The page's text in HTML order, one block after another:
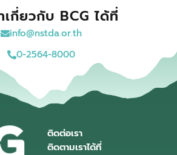
เกี่ยวกับ BCG ได้ที่
info@nstda.or.th
0-2564-8000
ติดต่อเรา
ติดตามเราได้ที่